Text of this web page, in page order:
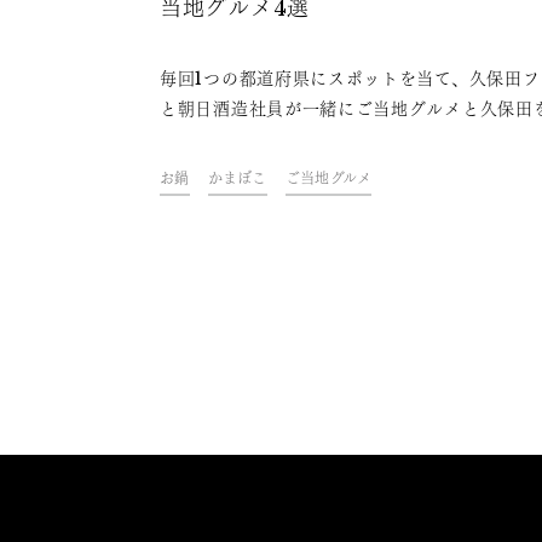
当地グルメ4選
毎回1つの都道府県にスポットを当て、久保田
と朝日酒造社員が一緒にご当地グルメと久保田
楽しむオンライン飲み会「久保田ご当地グルメ
部」。今回は、宮城県をテーマに開催しました
お鍋 かまぼこ ご当地グルメ